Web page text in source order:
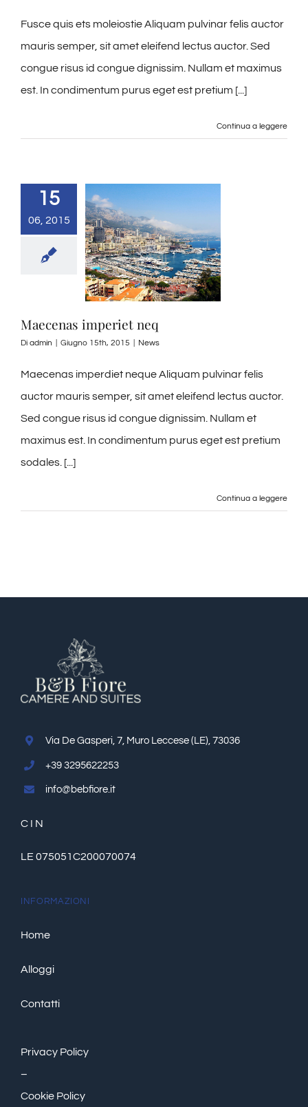
Fusce quis ets moleiostie Aliquam pulvinar felis auctor
mauris semper, sit amet eleifend lectus auctor. Sed
congue risus id congue dignissim. Nullam et maximus
est. In condimentum purus eget est pretium [...]
Continua a leggere
15
06, 2015
Maecenas imperiet neq
Di admin Giugno 15th, 2015 News
Maecenas imperdiet neque Aliquam pulvinar felis
auctor mauris semper, sit amet eleifend lectus auctor.
Sed congue risus id congue dignissim. Nullam et
maximus est. In condimentum purus eget est pretium
sodales. [...]
Continua a leggere
Via De Gasperi, 7, Muro Leccese (LE), 73036
+39 3295622253
info@bebfiore.it
C I N
LE 075051C200070074
INFORMAZIONI
Home
Alloggi
Contatti
Privacy Policy
–
Cookie Policy